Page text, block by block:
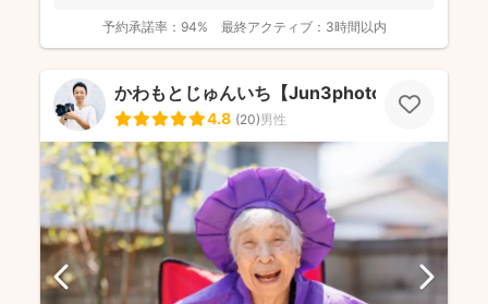
予約承諾率： 94% 最終アクティブ： 3時間以内
かわもとじゅんいち【Jun3photo】
4.8 (20)男性